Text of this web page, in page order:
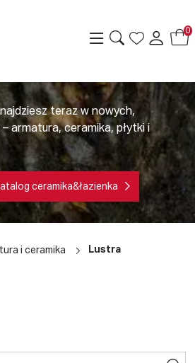
0
teraz w nowych,
armatura, ceramika, płytki i
ceramika&łazienka
i ceramika Lustra